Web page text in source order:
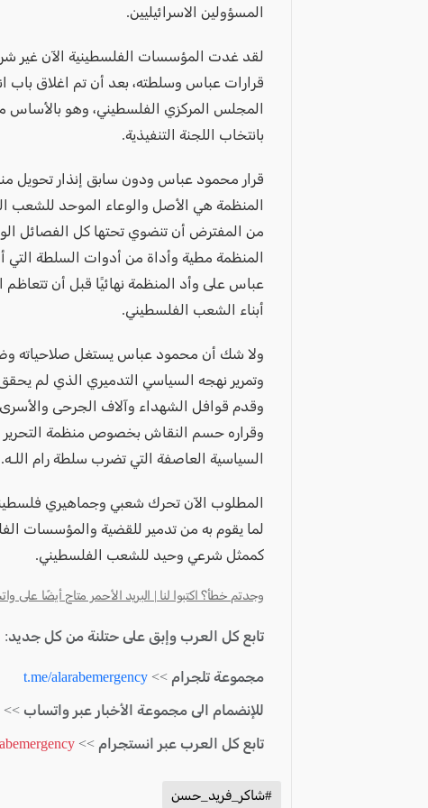
المسؤولين الاسرائيليين.
لقد غدت المؤسسات الفلسطينية الآن غير
قرارات عباس وسلطته، بعد أن تم اغلاق باب
المجلس المركزي الفلسطيني، وهو بالأساس
بانتخاب اللجنة التنفيذية.
قرار محمود عباس ودون سابق إنذار تحويل
المنظمة هي الأصل والوعاء الموحد للشعب
من المفترض أن تنضوي تحتها كل الفصائل
المنظمة مطية وأداة من أدوات السلطة
عباس على وأد المنظمة نهائيًا قبل أن
أبناء الشعب الفلسطيني.
ولا شك أن محمود عباس يستغل صلاحياته
وتمرير نهجه السياسي التدميري الذي لم
وقدم قوافل الشهداء وآلاف الجرحى
وقراره حسم النقاش بخصوص منظمة
السياسية العاصفة التي تضرب سلطة رام اللـه.
المطلوب الآن تحرك شعبي وجماهيري
لما يقوم به من تدمير للقضية والمؤسسات
كممثل شرعي وحيد للشعب الفلسطيني.
وجدتم خطأ؟ اكتبوا لنا | البريد الأحمر متاح أيضًا على
تابع كل العرب وإبق على حتلنة من كل جديد:
مجموعة تلجرام >> t.me/alarabemergency
للإنضمام الى مجموعة الأخبار عبر واتساب >>
تابع كل العرب عبر انستجرام >>
#شاكر_فريد_حسن